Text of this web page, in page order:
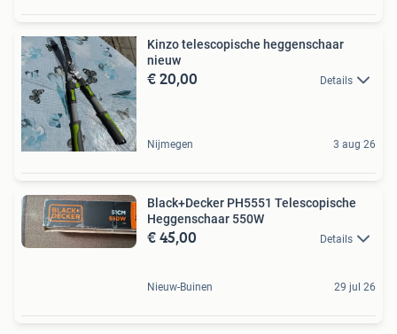
Kinzo telescopische heggenschaar
nieuw
€ 20,00 Details
Nijmegen 3 aug 26
Black+Decker PH5551 Telescopische
Heggenschaar 550W
€ 45,00 Details
Nieuw-Buinen 29 jul 26